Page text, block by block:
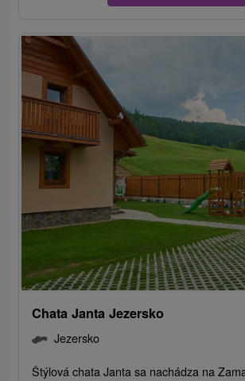
Chata Janta Jezersko
Jezersko
Štýlová chata Janta sa nachádza na